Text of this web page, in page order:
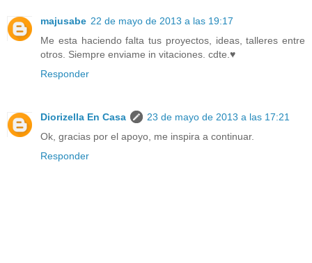
majusabe 22 de mayo de 2013 a las 19:17
Me esta haciendo falta tus proyectos, ideas, talleres entre
otros. Siempre enviame in vitaciones. cdte.♥
Responder
Diorizella En Casa
23 de mayo de 2013 a las 17:21
Ok, gracias por el apoyo, me inspira a continuar.
Responder